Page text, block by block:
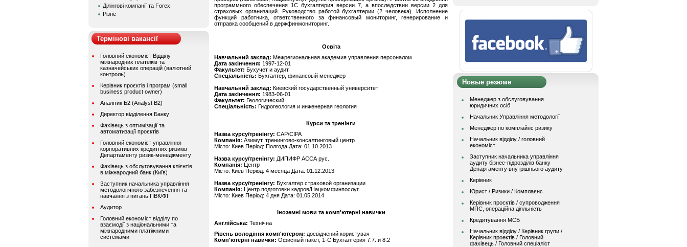
Ділінгові компанії та Forex
Різне
Термінові вакансії
Головний економіст Відділу
міжнародних платежів та
казначейських операцій (валютний
контроль)
Керівник проєктів і програм (small
business product owner)
Аналітик Б2 (Analyst B2)
Директор відділення Банку
Фахівець з оптимізації та
автоматизації проєктів
Головний економіст управління
корпоративних кредитних ризиків
Департаменту ризик-менеджменту
Фахівець з обслуговування клієнтів
в міжнародний банк (Київ)
Заступник начальника управління
методологічного забезпечення та
навчання з питань ПВК/ФТ
Аудитор
Головний економіст відділу по
взаємодії з національними та
міжнародними платіжними
системами
программного обеспечения 1С бухгалтерия версии 7, а впоследствии версии 2 для
страховых организаций. Руководство работой бухгалтерии (2 человека). Исполнение
функций работника, ответственного за финансовый мониторинг, генерирование и
отправка сообщений в держфинмониторинг.
Освіта
Навчальний заклад: Межрегиональная академия управления персоналом
Дата закінчення: 1997-12-01
Факультет: Бухучет и аудит
Спеціальність: Бухгалтер, финансоый менеджер
Навчальний заклад: Киевский государственный университет
Дата закінчення: 1983-06-01
Факультет: Геологический
Спеціальність: Гидрогеология и инженерная геология
Курси та тренінги
Назва курсу/тренінгу: САР/CIPA
Компанія: Азимут, тренингово-консалтинговый центр
Місто: Киев Період: Полгода Дата: 01.10.2013
Назва курсу/тренінгу: ДИПИФР АССА рус.
Компанія: Центр
Місто: Киев Період: 4 месяца Дата: 01.12.2013
Назва курсу/тренінгу: Бухгалтер страховой организации
Компанія: Центр подготовки кадров/Нацкомфинпослуг
Місто: Киев Період: 4 дня Дата: 01.05.2014
Іноземні мови та комп'ютерні навички
Англійська: Технічна
Рівень володіння комп'ютером: досвідчений користувач
Комп'ютерні навички: Офисный пакет, 1-С Бухгалтерия 7.7. и 8.2
Новые резюме
Менеджер з обслуговування
юридичних осіб
Начальник Управління методології
Менеджер по комплайнс ризику
Начальник відділу / головний
економіст
Заступник начальника управління
аудиту бізнес-підрозділів банку
Департаменту внутрішнього аудиту
Керівник
Юрист / Ризики / Комплаєнс
Керівник проєктів / супроводження
МПС, операційна діяльність
Кредитування МСБ
Начальник вiддiлу / Керівник групи /
Керівник проектів / Головний
фахівець / Головний спеціаліст